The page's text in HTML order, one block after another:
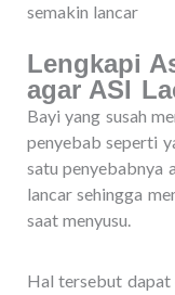
semakin lancar
Lengkapi
agar ASI
Bayi yang susah
penyebab seperti
satu penyebabnya
lancar sehingga
saat menyusu.
Hal tersebut dapat